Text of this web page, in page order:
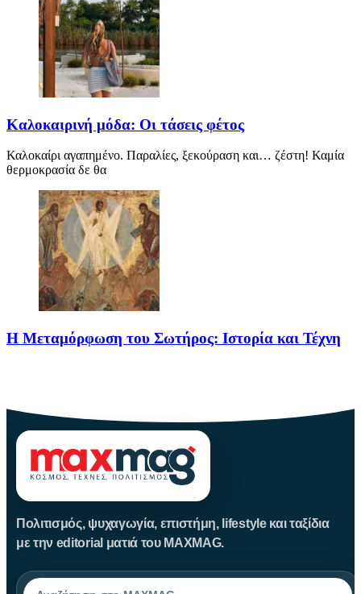
Καλοκαιρινή μόδα: Οι τάσεις φέτος
Καλοκαίρι αγαπημένο. Παραλίες, ξεκούραση και… ζέστη! Καμία
θερμοκρασία δε θα
Η Μεταμόρφωση του Σωτήρος: Ιστορία και Τέχνη
Πολιτισμός, ψυχαγωγία, επιστήμη, lifestyle και ταξίδια
με την editorial ματιά του MAXMAG.
Αναζήτηση